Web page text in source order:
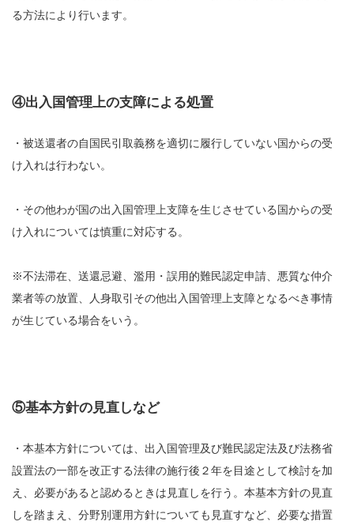
る方法により行います。
④出入国管理上の支障による処置
・被送還者の自国民引取義務を適切に履行していない国からの受
け入れは行わない。
・その他わが国の出入国管理上支障を生じさせている国からの受
け入れについては慎重に対応する。
※不法滞在、送還忌避、濫用・誤用的難民認定申請、悪質な仲介
業者等の放置、人身取引その他出入国管理上支障となるべき事情
が生じている場合をいう。
⑤基本方針の見直しなど
・本基本方針については、出入国管理及び難民認定法及び法務省
設置法の一部を改正する法律の施行後２年を目途として検討を加
え、必要があると認めるときは見直しを行う。本基本方針の見直
しを踏まえ、分野別運用方針についても見直すなど、必要な措置